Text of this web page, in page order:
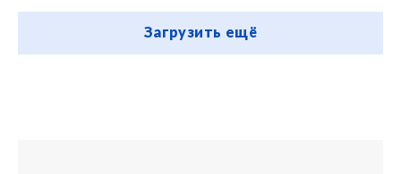
Загрузить ещё